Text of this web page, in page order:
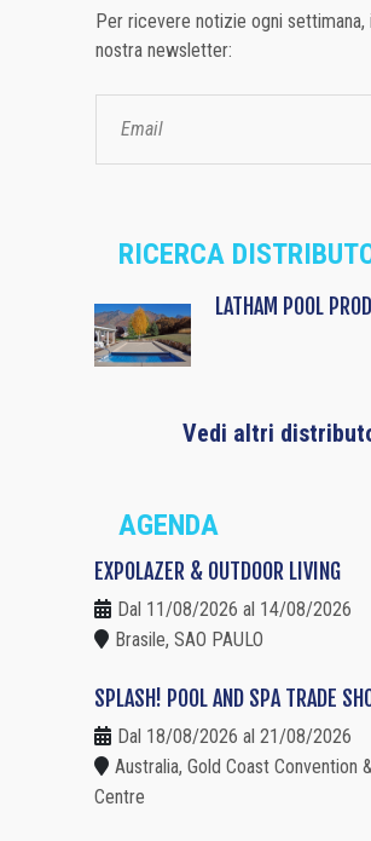
Per ricevere notizie ogni settimana,
nostra newsletter:
RICERCA
LATHAM POOL
Vedi altri
AGENDA
EXPOLAZER & OUTDOOR LIVING
Dal 11/08/2026 al 14/08/2026
Brasile, SAO PAULO
SPLASH! POOL AND SPA TRADE
Dal 18/08/2026 al 21/08/2026
Australia, Gold Coast Convention
Centre